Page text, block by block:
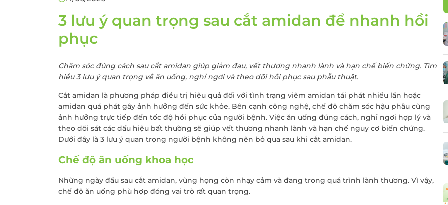
Khám sức khỏe theo
công ty
Khám sức khỏe xuất
khẩu lao động
mãn kinh
Phẫu thuật Ung thư đại
trực tràng
Điều trị viêm lộ
cổ tử cung
Cấy que tránh thai
Tiêm chủng cho
Gói xét nghiệm vi
dinh dưỡng
Điều trị hiếm
Hỗ trợ sinh sản
3 lưu ý quan trọng sau cắt amidan để nhanh hồi
phục
Chăm sóc đúng cách sau cắt amidan giúp giảm đau, vết thương nhanh lành và hạn chế biến chứng. Tìm
hiểu 3 lưu ý quan trọng về ăn uống, nghỉ ngơi và theo dõi hồi phục sau phẫu thuật.
Cắt amidan là phương pháp điều trị hiệu quả đối với tình trạng viêm amidan tái phát nhiều lần hoặc
amidan quá phát gây ảnh hưởng đến sức khỏe. Bên cạnh công nghệ, chế độ chăm sóc hậu phẫu cũng
ảnh hưởng trực tiếp đến tốc độ hồi phục của người bệnh. Việc ăn uống đúng cách, nghỉ ngơi hợp lý và
theo dõi sát các dấu hiệu bất thường sẽ giúp vết thương nhanh lành và hạn chế nguy cơ biến chứng.
Dưới đây là 3 lưu ý quan trọng người bệnh không nên bỏ qua sau khi cắt amidan.
Chế độ ăn uống khoa học
Những ngày đầu sau cắt amidan, vùng họng còn nhạy cảm và đang trong quá trình lành thương. Vì vậy,
chế độ ăn uống phù hợp đóng vai trò rất quan trọng.